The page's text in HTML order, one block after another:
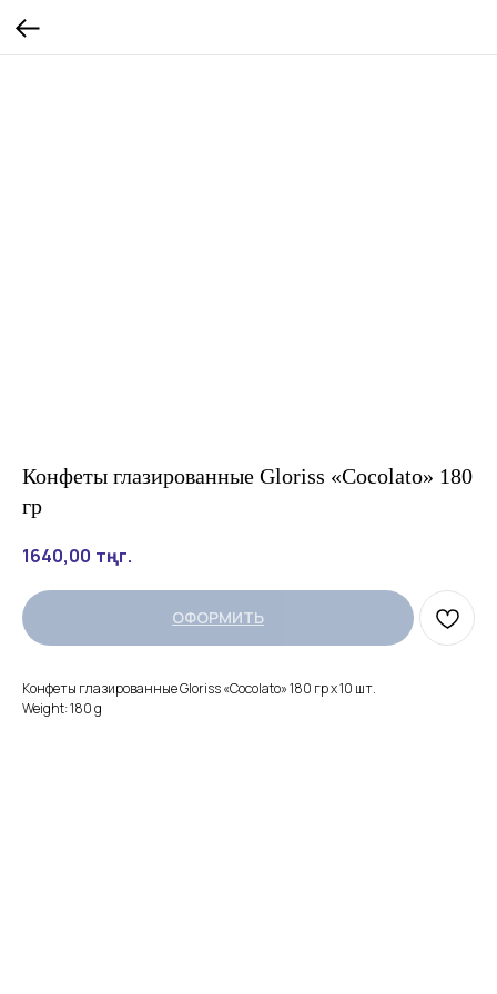
Конфеты глазированные Gloriss «Cocolato» 180
гр
1640,00 тңг.
ОФОРМИТЬ
Конфеты глазированные Gloriss «Cocolato» 180 гр х 10 шт.
Weight: 180 g